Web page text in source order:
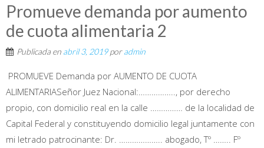
Promueve demanda por aumento
de cuota alimentaria 2
Publicada en abril 3, 2019poradmin
PROMUEVE Demanda por AUMENTO DE CUOTA
ALIMENTARIASeñor Juez Nacional:…………….., por derecho
propio, con domicilio real en la calle …………… de la localidad de
Capital Federal y constituyendo domicilio legal juntamente con
mi letrado patrocinante: Dr. ……………….. abogado, Tº …….. Fº